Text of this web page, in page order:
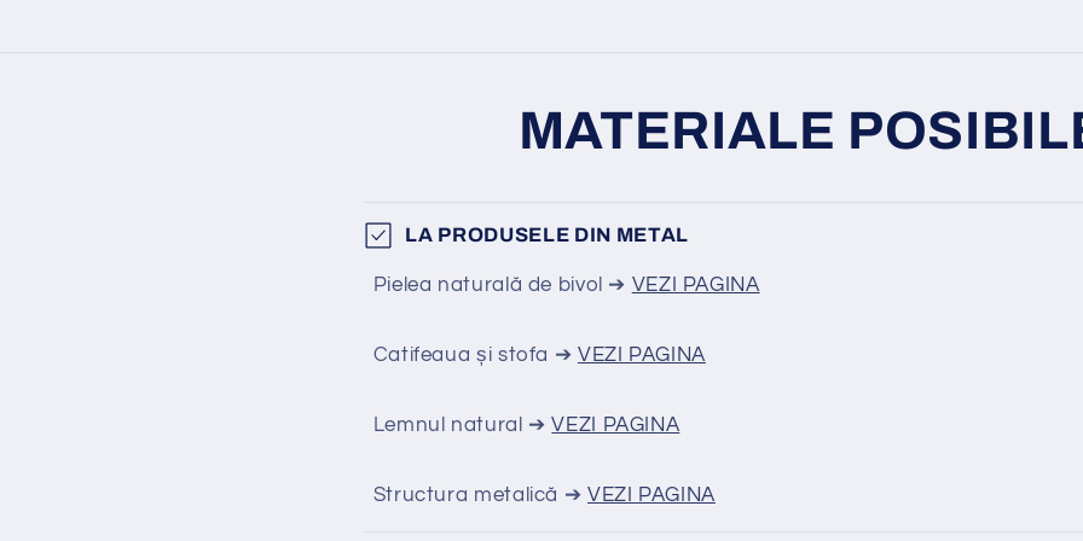
MATERIALE
LA PRODUSELE DIN METAL
Pielea naturală de bivol ➔ VEZI PAGINA
Catifeaua și stofa ➔ VEZI PAGINA
Lemnul natural ➔VEZI PAGINA
Structura metalică ➔ VEZI PAGINA